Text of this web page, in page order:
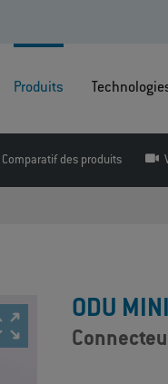
Produits
Comparatif des produits
ODU